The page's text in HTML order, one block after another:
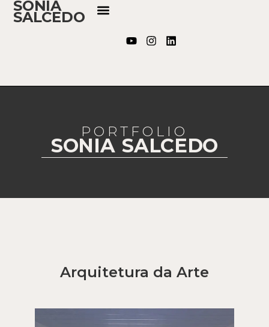
SONIA
SALCEDO
PORTFOLIO
SONIA SALCEDO
Arquitetura da Arte